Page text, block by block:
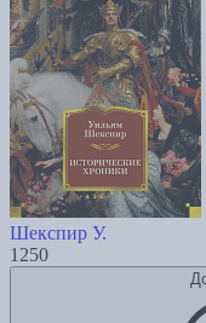
Шекспир У.
1250